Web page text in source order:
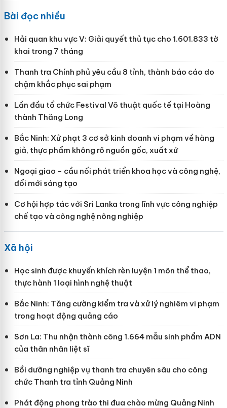
Bài đọc nhiều
Hải quan khu vực V: Giải quyết thủ tục cho 1.601.833 tờ
khai trong 7 tháng
Thanh tra Chính phủ yêu cầu 8 tỉnh, thành báo cáo do
chậm khắc phục sai phạm
Lần đầu tổ chức Festival Võ thuật quốc tế tại Hoàng
thành Thăng Long
Bắc Ninh: Xử phạt 3 cơ sở kinh doanh vi phạm về hàng
giả, thực phẩm không rõ nguồn gốc, xuất xứ
Ngoại giao - cầu nối phát triển khoa học và công nghệ,
đổi mới sáng tạo
Cơ hội hợp tác với Sri Lanka trong lĩnh vực công nghiệp
chế tạo và công nghệ nông nghiệp
Xã hội
Học sinh được khuyến khích rèn luyện 1 môn thể thao,
thực hành 1 loại hình nghệ thuật
Bắc Ninh: Tăng cường kiểm tra và xử lý nghiêm vi phạm
trong hoạt động quảng cáo
Sơn La: Thu nhận thành công 1.664 mẫu sinh phẩm ADN
của thân nhân liệt sĩ
Bồi dưỡng nghiệp vụ thanh tra chuyên sâu cho công
chức Thanh tra tỉnh Quảng Ninh
Phát động phong trào thi đua chào mừng Quảng Ninh